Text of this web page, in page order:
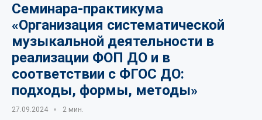
Семинара-практикума
«Организация систематической
музыкальной деятельности в
реализации ФОП ДО и в
соответствии с ФГОС ДО:
подходы, формы, методы»
27.09.2024 2 мин.